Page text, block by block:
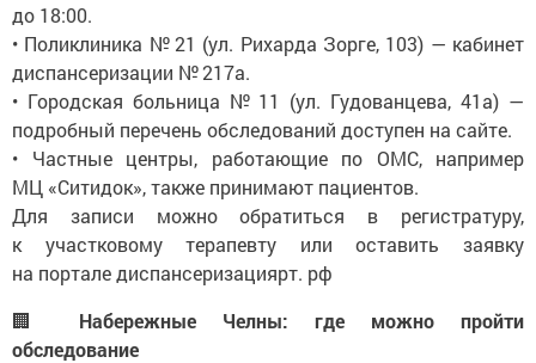
до 18:00.
• Поликлиника № 21 (ул. Рихарда Зорге, 103) — кабинет
диспансеризации № 217а.
• Городская больница № 11 (ул. Гудованцева, 41а) —
подробный перечень обследований доступен на сайте.
• Частные центры, работающие по ОМС, например
МЦ «Ситидок», также принимают пациентов.
Для записи можно обратиться в регистратуру,
к участковому терапевту или оставить заявку
на портале диспансеризациярт. рф
🏢
Набережные Челны: где можно пройти
обследование